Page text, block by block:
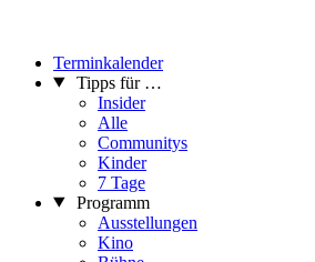
Terminkalender
Tipps für …
Insider
Alle
Communitys
Kinder
7 Tage
Programm
Ausstellungen
Kino